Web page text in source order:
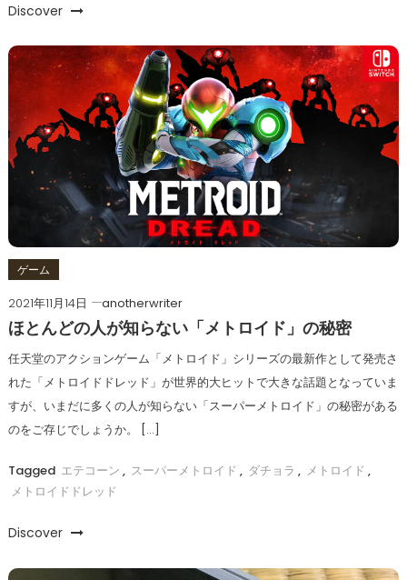
Discover
ゲーム
2021年11月14日
anotherwriter
ほとんどの人が知らない「メトロイド」の秘密
任天堂のアクションゲーム「メトロイド」シリーズの最新作として発売さ
れた「メトロイドドレッド」が世界的大ヒットで大きな話題となっていま
すが、いまだに多くの人が知らない「スーパーメトロイド」の秘密がある
のをご存じでしょうか。 […]
Tagged エテコーン , スーパーメトロイド , ダチョラ , メトロイド ,
メトロイドドレッド
Discover